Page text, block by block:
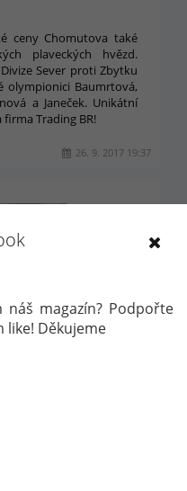
ceny Chomutova také
plaveckých hvězd.
Sever proti Zbytku
olympionici Baumrtová,
a Janeček. Unikátní
Trading BR!
26. 9. 2017 19:37
magazín? Podpořte
like! Děkujeme